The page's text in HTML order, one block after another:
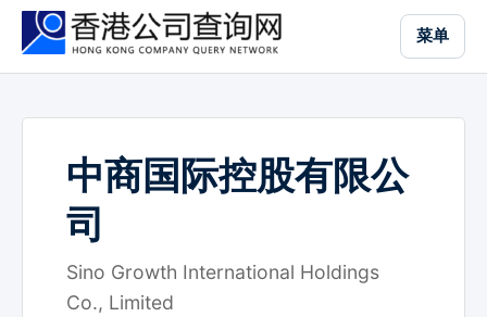
菜单
中商国际控股有限公
司
Sino Growth International Holdings
Co., Limited